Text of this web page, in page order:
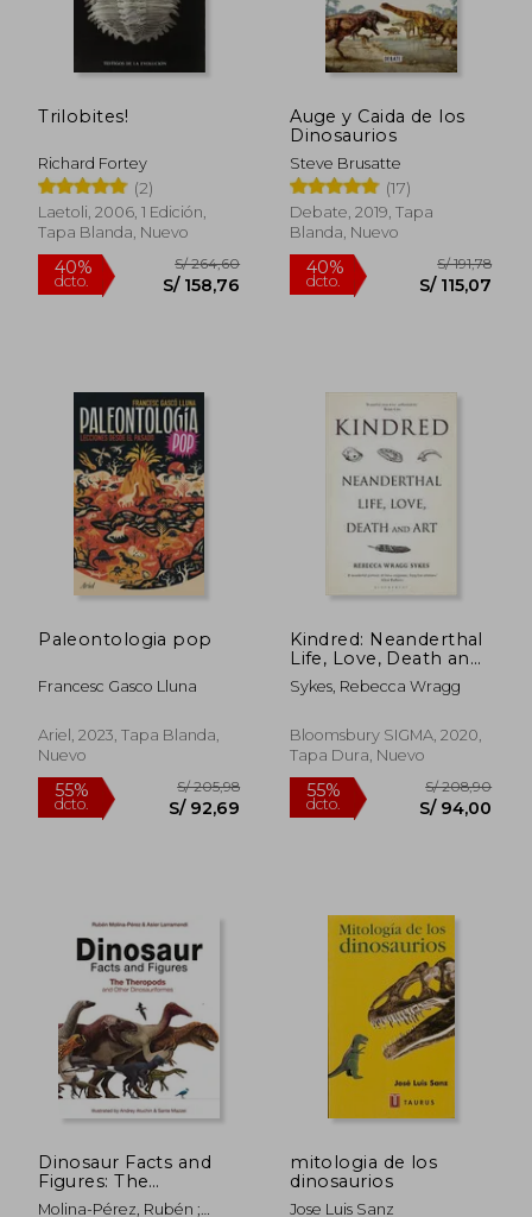
55%
dcto.
S/ 139,84
S/ 62,93
55%
dcto.
S/
S/
Trilobites!
Richard Fortey
(2)
Laetoli, 2006, 1 Edición,
Tapa Blanda, Nuevo
40%
dcto.
S/ 264,60
S/ 158,76
Auge y Caida de los
Dinosaurios
Steve Brusatte
(17)
Debate, 2019, Tapa
Blanda, Nuevo
40%
Paleontologia pop
Francesc Gasco Lluna
Ariel, 2023, Tapa Blanda,
Nuevo
Kindred: Neanderthal
Life, Love, Death and
art (Bloomsbury
Sigma) (en Inglés)
Sykes, Rebecca Wragg
Bloomsbury SIGMA, 2020,
Tapa Dura, Nuevo
Dinosaur Facts and
Figures: The
Theropods and Other
Molina-Pérez, Rubén ;
mitologia de los
dinosaurios
Jose Luis Sanz